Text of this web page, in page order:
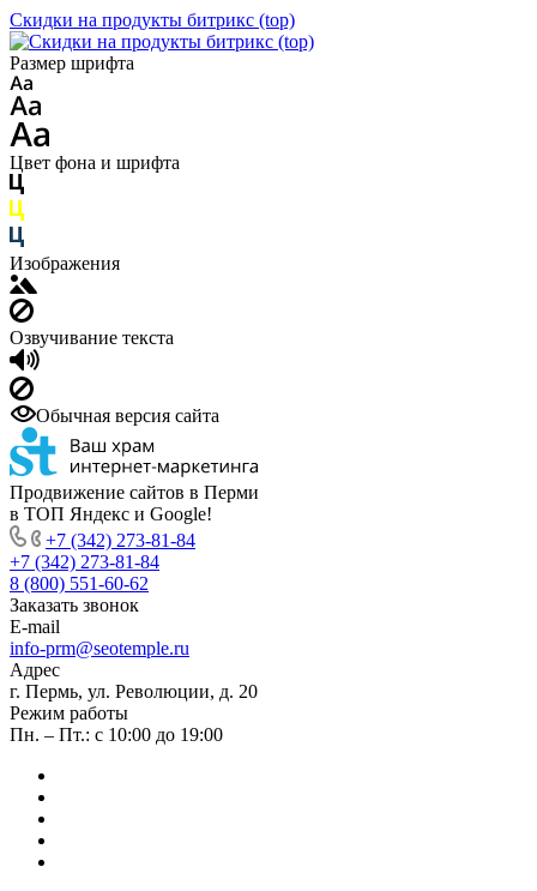
Скидки на продукты битрикс (top)
Размер шрифта
Цвет фона и шрифта
Изображения
Озвучивание текста
Обычная версия сайта
Продвижение сайтов в Перми
в ТОП Яндекс и Google!
+7 (342) 273-81-84
+7 (342) 273-81-84
8 (800) 551-60-62
Заказать звонок
E-mail
info-prm@seotemple.ru
Адрес
г. Пермь, ул. Революции, д. 20
Режим работы
Пн. – Пт.: с 10:00 до 19:00